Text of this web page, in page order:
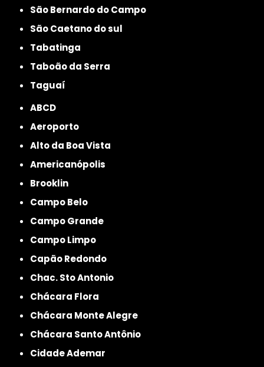
São Bernardo do Campo
São Caetano do sul
Tabatinga
Taboão da Serra
Taguaí
ABCD
Aeroporto
Alto da Boa Vista
Americanópolis
Brooklin
Campo Belo
Campo Grande
Campo Limpo
Capão Redondo
Chac. Sto Antonio
Chácara Flora
Chácara Monte Alegre
Chácara Santo Antônio
Cidade Ademar